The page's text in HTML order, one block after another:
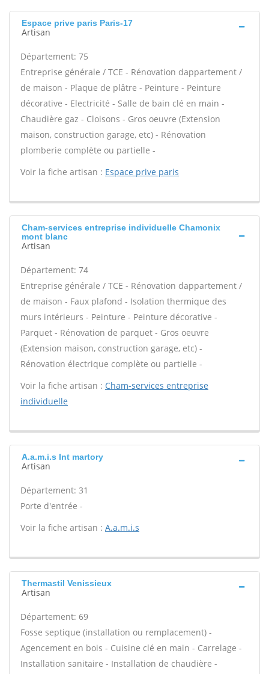
Espace prive paris Paris-17
Artisan
Département: 75
Entreprise générale / TCE - Rénovation dappartement /
de maison - Plaque de plâtre - Peinture - Peinture
décorative - Electricité - Salle de bain clé en main -
Chaudière gaz - Cloisons - Gros oeuvre (Extension
maison, construction garage, etc) - Rénovation
plomberie complète ou partielle -
Voir la fiche artisan : Espace prive paris
Cham-services entreprise individuelle Chamonix
mont blanc
Artisan
Département: 74
Entreprise générale / TCE - Rénovation dappartement /
de maison - Faux plafond - Isolation thermique des
murs intérieurs - Peinture - Peinture décorative -
Parquet - Rénovation de parquet - Gros oeuvre
(Extension maison, construction garage, etc) -
Rénovation électrique complète ou partielle -
Voir la fiche artisan : Cham-services entreprise
individuelle
A.a.m.i.s Int martory
Artisan
Département: 31
Porte d'entrée -
Voir la fiche artisan : A.a.m.i.s
Thermastil Venissieux
Artisan
Département: 69
Fosse septique (installation ou remplacement) -
Agencement en bois - Cuisine clé en main - Carrelage -
Installation sanitaire - Installation de chaudière -